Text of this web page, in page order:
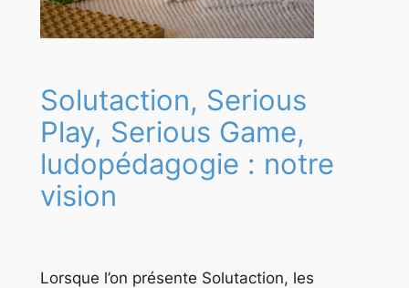
Solutaction, Serious
Play, Serious Game,
ludopédagogie : notre
vision
Lorsque l’on présente Solutaction, les